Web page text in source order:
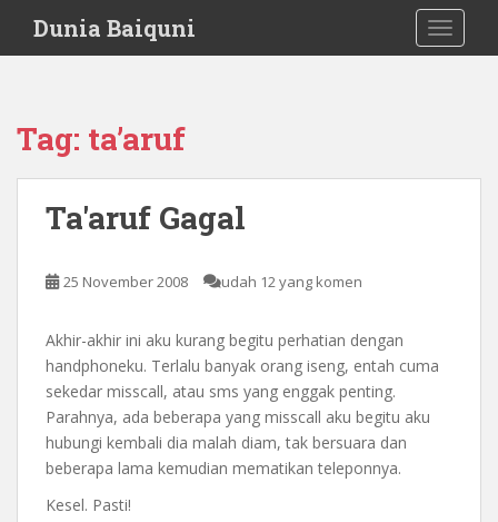
i
Dunia Baiquni
Tag: ta’aruf
Ta'aruf Gagal
25 November 2008 udah 12 yang komen
Akhir-akhir ini aku kurang begitu perhatian dengan
handphoneku. Terlalu banyak orang iseng, entah cuma
sekedar misscall, atau sms yang enggak penting.
Parahnya, ada beberapa yang misscall aku begitu aku
hubungi kembali dia malah diam, tak bersuara dan
beberapa lama kemudian mematikan teleponnya.
Kesel. Pasti!